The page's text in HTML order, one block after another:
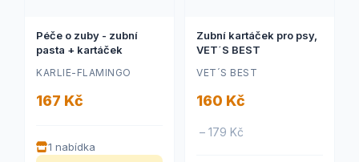
Péče o zuby - zubní
pasta + kartáček
KARLIE-FLAMINGO
167 Kč
1 nabídka
Zubní kartáček pro psy,
VET´S BEST
VET´S BEST
160 Kč
– 179 Kč